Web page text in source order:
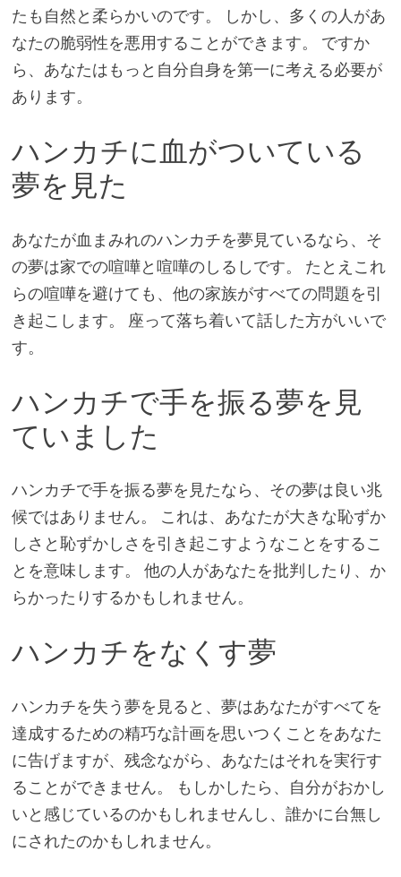
たも自然と柔らかいのです。 しかし、多くの人があ
なたの脆弱性を悪用することができます。 ですか
ら、あなたはもっと自分自身を第一に考える必要が
あります。
ハンカチに血がついている
夢を見た
あなたが血まみれのハンカチを夢見ているなら、そ
の夢は家での喧嘩と喧嘩のしるしです。 たとえこれ
らの喧嘩を避けても、他の家族がすべての問題を引
き起こします。 座って落ち着いて話した方がいいで
す。
ハンカチで手を振る夢を見
ていました
ハンカチで手を振る夢を見たなら、その夢は良い兆
候ではありません。 これは、あなたが大きな恥ずか
しさと恥ずかしさを引き起こすようなことをするこ
とを意味します。 他の人があなたを批判したり、か
らかったりするかもしれません。
ハンカチをなくす夢
ハンカチを失う夢を見ると、夢はあなたがすべてを
達成するための精巧な計画を思いつくことをあなた
に告げますが、残念ながら、あなたはそれを実行す
ることができません。 もしかしたら、自分がおかし
いと感じているのかもしれませんし、誰かに台無し
にされたのかもしれません。